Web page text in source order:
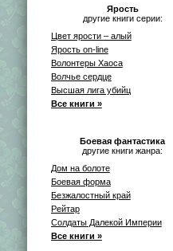
Ярость
другие книги серии:
Цвет ярости – алый
Ярость on-line
Волонтеры Хаоса
Волчье сердце
Высшая лига убийц
Все книги »
Боевая фантастика
другие книги жанра:
Дом на болоте
Боевая форма
Безжалостный край
Рейтар
Солдаты Далекой Империи
Все книги »